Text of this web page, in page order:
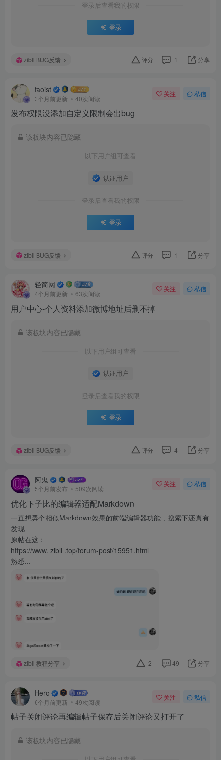
登录后查看我的权限
登录
zibll BUG反馈 评分 1 分享
taoist
3个月前更新 40次阅读
关注 私信
发布权限没添加自定义限制会出bug
该板块内容已隐藏
以下用户组可查看
认证用户
登录后查看我的权限
登录
zibll BUG反馈 评分 1 分享
轻简网
4个月前更新 63次阅读
关注 私信
用户中心-个人资料添加微博地址后删不掉
该板块内容已隐藏
以下用户组可查看
认证用户
登录后查看我的权限
登录
zibll BUG反馈 评分 4 分享
阿鬼
5个月前发布 509次阅读
关注 私信
优化下子比的编辑器适配Markdown
一直想弄个相似Markdown效果的前端编辑器功能，搜索下还真有
发现
原帖在这：
https://www. zibll .top/forum-post/15951.html
熟悉...
zibll 教程分享 2 49 分享
Hero
6个月前更新 49次阅读
关注 私信
帖子关闭评论再编辑帖子保存后关闭评论又打开了
该板块内容已隐藏